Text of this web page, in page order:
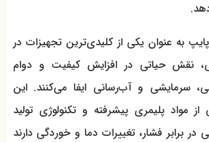
به عنوان یکی از کلیدی‌ترین تجهیزات در
نقش حیاتی در افزایش کیفیت و دوام
سرمایشی و آب‌رسانی ایفا می‌کنند. این
مواد پلیمری پیشرفته و تکنولوژی تولید
در برابر فشار، تغییرات دما و خوردگی دارند